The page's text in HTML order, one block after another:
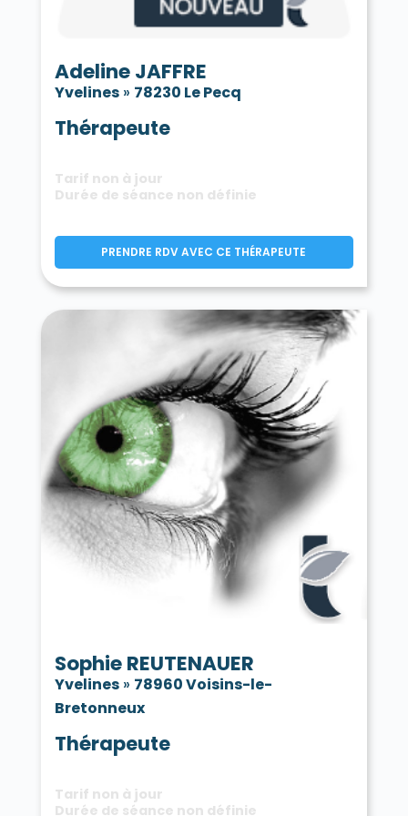
Adeline JAFFRE
Yvelines» 78230 Le Pecq
Thérapeute
Tarif non à jour
Durée de séance non définie
PRENDRE RDV AVEC CE THÉRAPEUTE
Sophie REUTENAUER
Yvelines» 78960 Voisins-le-
Bretonneux
Thérapeute
Tarif non à jour
Durée de séance non définie